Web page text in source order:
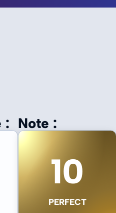
: Note :
10
PERFECT